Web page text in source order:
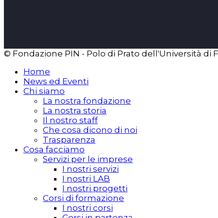
© Fondazione PIN - Polo di Prato dell'Università di
Home
News ed Eventi
Chi siamo
La nostra fondazione
La nostra storia
Il nostro staff
Che cosa dicono di noi
Trasparenza
Cosa facciamo
Servizi per le imprese
I nostri servizi
I nostri LAB
I nostri progetti
Corsi di formazione
I nostri corsi